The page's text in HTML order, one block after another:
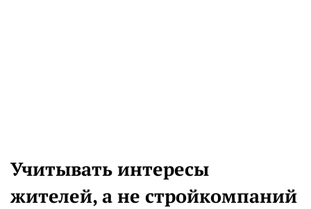
Учитывать интересы
жителей, а не стройкомпаний